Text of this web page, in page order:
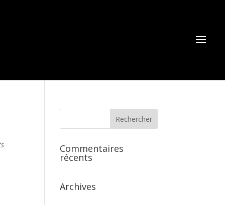
Commentaires
récents
Archives